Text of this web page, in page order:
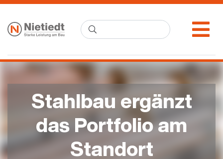
Stahlbau ergänzt
das Portfolio am
Standort